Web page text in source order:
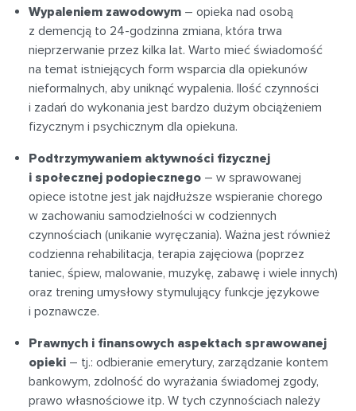
Wypaleniem zawodowym – opieka nad osobą
z demencją to 24-godzinna zmiana, która trwa
nieprzerwanie przez kilka lat. Warto mieć świadomość
na temat istniejących form wsparcia dla opiekunów
nieformalnych, aby uniknąć wypalenia. Ilość czynności
i zadań do wykonania jest bardzo dużym obciążeniem
fizycznym i psychicznym dla opiekuna.
Podtrzymywaniem aktywności fizycznej
i społecznej podopiecznego – w sprawowanej
opiece istotne jest jak najdłuższe wspieranie chorego
w zachowaniu samodzielności w codziennych
czynnościach (unikanie wyręczania). Ważna jest również
codzienna rehabilitacja, terapia zajęciowa (poprzez
taniec, śpiew, malowanie, muzykę, zabawę i wiele innych)
oraz trening umysłowy stymulujący funkcje językowe
i poznawcze.
Prawnych i finansowych aspektach sprawowanej
opieki – tj.: odbieranie emerytury, zarządzanie kontem
bankowym, zdolność do wyrażania świadomej zgody,
prawo własnościowe itp. W tych czynnościach należy